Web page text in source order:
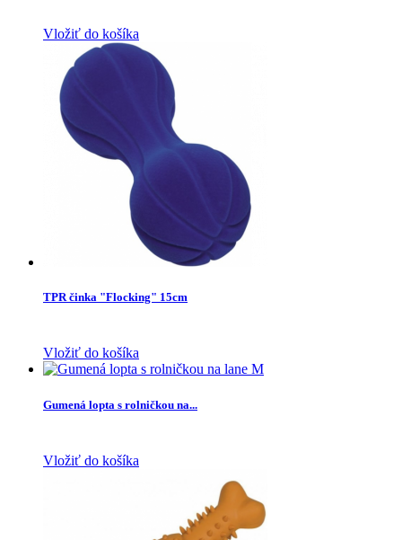
Vložiť do košíka
TPR činka "Flocking" 15cm
Vložiť do košíka
Gumená lopta s rolničkou na...
Vložiť do košíka